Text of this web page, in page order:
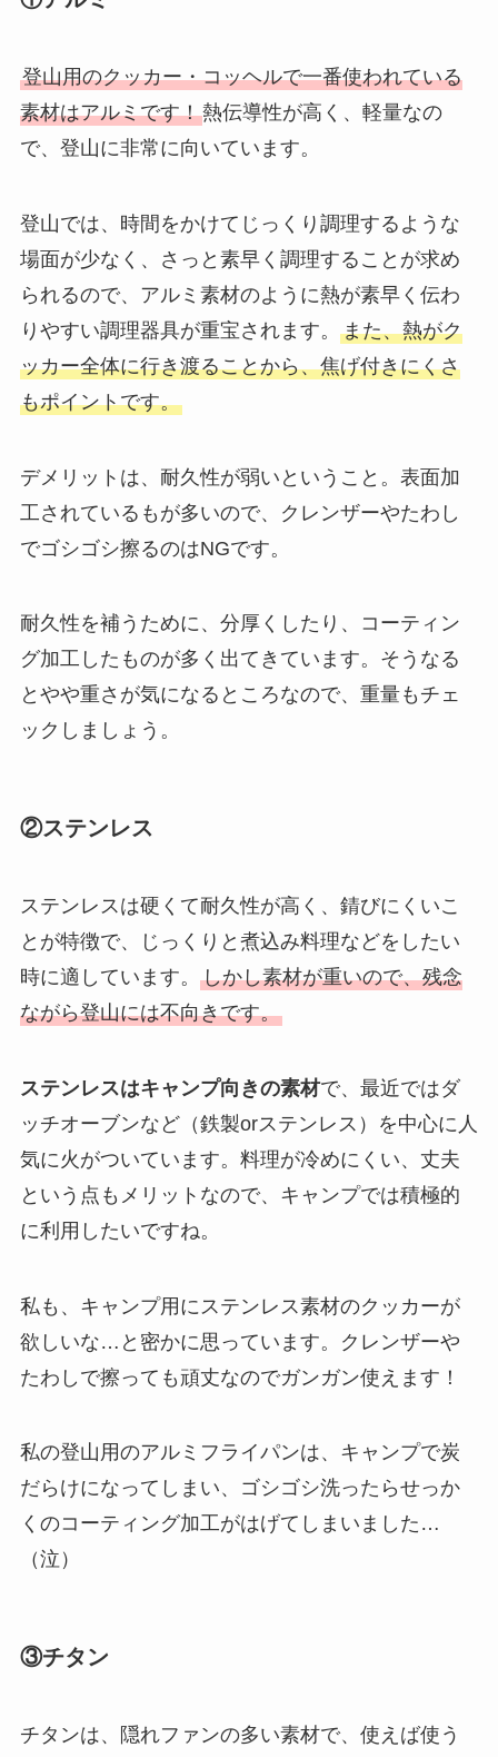
登山用のクッカー・コッヘルで一番使われている
素材はアルミです！熱伝導性が高く、軽量なの
で、登山に非常に向いています。
登山では、時間をかけてじっくり調理するような
場面が少なく、さっと素早く調理することが求め
られるので、アルミ素材のように熱が素早く伝わ
りやすい調理器具が重宝されます。 また、熱がク
ッカー全体に行き渡ることから、焦げ付きにくさ
もポイントです。
デメリットは、耐久性が弱いということ。 表面加
工されているもが多いので、クレンザーやたわし
でゴシゴシ擦るのはNGです。
耐久性を補うために、分厚くしたり、コーティン
グ加工したものが多く出てきています。そうなる
とやや重さが気になるところなので、重量もチェ
ックしましょう。
②ステンレス
ステンレスは硬くて耐久性が高く、錆びにくいこ
とが特徴で、じっくりと煮込み料理などをしたい
時に適しています。 しかし素材が重いので、残念
ながら登山には不向きです。
ステンレスはキャンプ向きの素材で、最近ではダ
ッチオーブンなど（鉄製orステンレス）を中心に人
気に火がついています。 料理が冷めにくい、丈夫
という点もメリット なので、キャンプでは積極的
に利用したいですね。
私も、キャンプ用にステンレス素材のクッカーが
欲しいな…と密かに思っています。
クレンザーや
たわしで擦っても頑丈なのでガンガン使えます！
私の登山用のアルミフライパンは、キャンプで炭
だらけになってしまい、ゴシゴシ洗ったらせっか
くのコーティング加工がはげてしまいました…
（泣）
③チタン
チタンは、隠れファンの多い素材で、使えば使う